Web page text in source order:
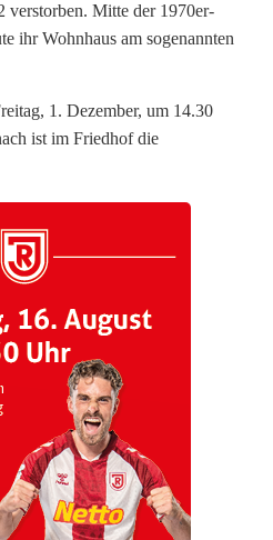
verstorben. Mitte der 1970er-
ihr Wohnhaus am sogenannten
1. Dezember, um 14.30
ist im Friedhof die